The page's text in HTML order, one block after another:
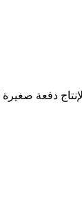
دفعة